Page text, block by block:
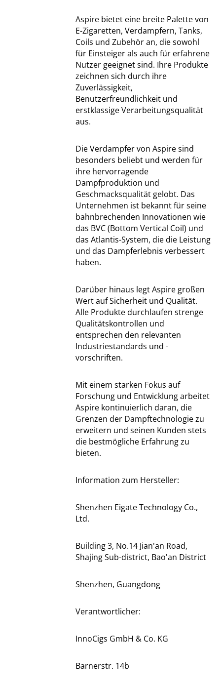
Aspire bietet eine breite Palette von
E-Zigaretten, Verdampfern, Tanks,
Coils und Zubehör an, die sowohl
für Einsteiger als auch für erfahrene
Nutzer geeignet sind. Ihre Produkte
zeichnen sich durch ihre
Zuverlässigkeit,
Benutzerfreundlichkeit und
erstklassige Verarbeitungsqualität
aus.
Die Verdampfer von Aspire sind
besonders beliebt und werden für
ihre hervorragende
Dampfproduktion und
Geschmacksqualität gelobt. Das
Unternehmen ist bekannt für seine
bahnbrechenden Innovationen wie
das BVC (Bottom Vertical Coil) und
das Atlantis-System, die die Leistung
und das Dampferlebnis verbessert
haben.
Darüber hinaus legt Aspire großen
Wert auf Sicherheit und Qualität.
Alle Produkte durchlaufen strenge
Qualitätskontrollen und
entsprechen den relevanten
Industriestandards und -
vorschriften.
Mit einem starken Fokus auf
Forschung und Entwicklung arbeitet
Aspire kontinuierlich daran, die
Grenzen der Dampftechnologie zu
erweitern und seinen Kunden stets
die bestmögliche Erfahrung zu
bieten.
Information zum Hersteller:
Shenzhen Eigate Technology Co.,
Ltd.
Building 3, No.14 Jian'an Road,
Shajing Sub-district, Bao'an District
Shenzhen, Guangdong
Verantwortlicher:
InnoCigs GmbH & Co. KG
Barnerstr. 14b